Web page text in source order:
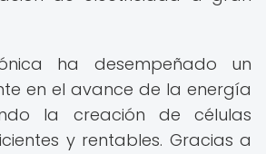
ha desempeñado un
en el avance de la energía
la creación de células
y rentables. Gracias a